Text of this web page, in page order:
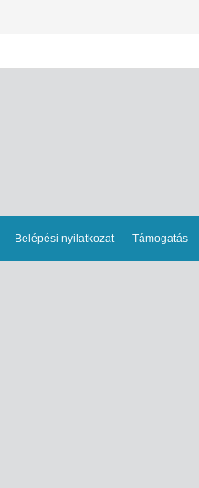
Belépési nyilatkozat Támogatás